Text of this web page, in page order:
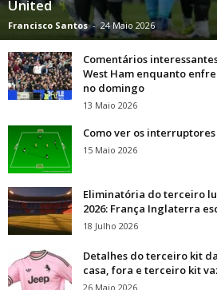
United
Francisco Santos - 24 Maio 2026
Comentários
West Ham enquanto
no domingo
13 Maio 2026
Como ver os interruptores
15 Maio 2026
Eliminatória do terceiro
2026: França Inglaterra
18 Julho 2026
Detalhes do terceiro kit
casa, fora e terceiro kit
26 Maio 2026